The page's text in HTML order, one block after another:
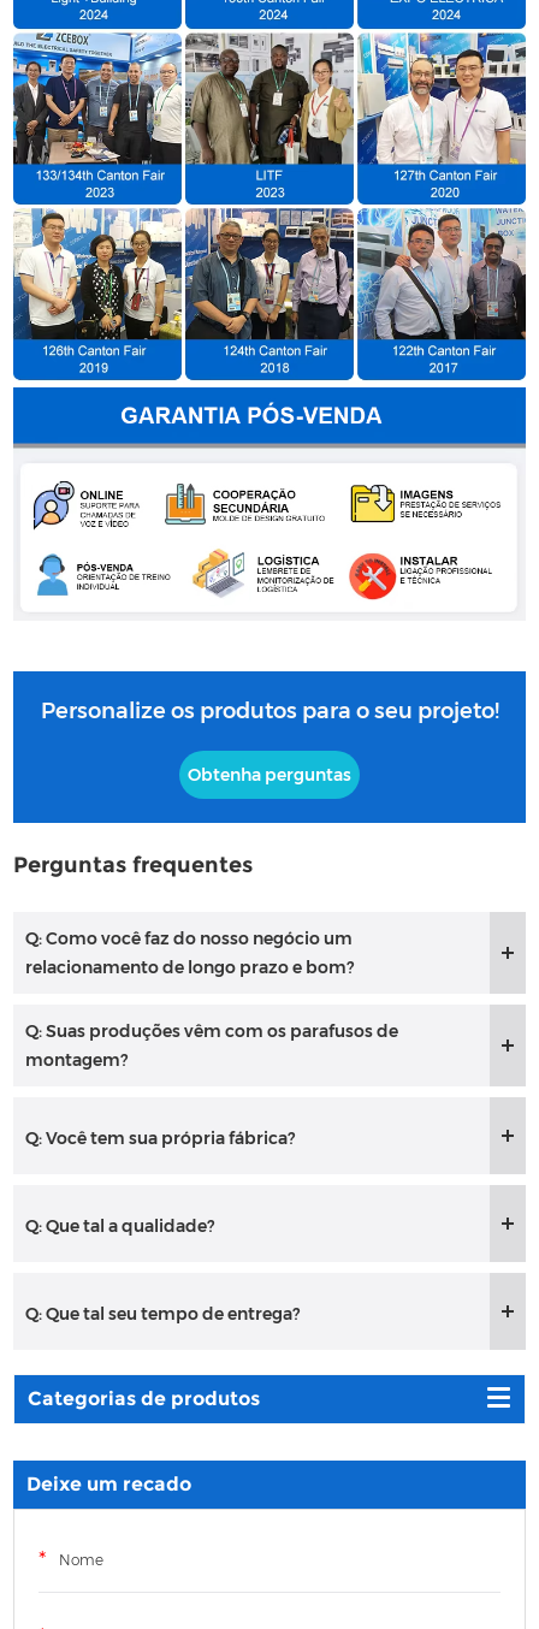
Personalize os produtos para o seu projeto!
Obtenha perguntas
Perguntas frequentes
Q: Como você faz do nosso negócio um
relacionamento de longo prazo e bom?
Q: Suas produções vêm com os parafusos de
montagem?
Q: Você tem sua própria fábrica?
Q: Que tal a qualidade?
Q: Que tal seu tempo de entrega?
Categorias de produtos
Deixe um recado